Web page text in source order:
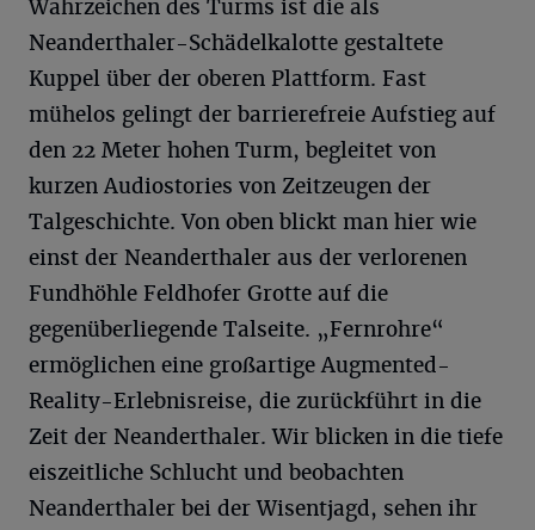
Wahrzeichen des Turms ist die als
Neanderthaler-Schädelkalotte gestaltete
Kuppel über der oberen Plattform. Fast
mühelos gelingt der barrierefreie Aufstieg auf
den 22 Meter hohen Turm, begleitet von
kurzen Audiostories von Zeitzeugen der
Talgeschichte. Von oben blickt man hier wie
einst der Neanderthaler aus der verlorenen
Fundhöhle Feldhofer Grotte auf die
gegenüberliegende Talseite. „Fernrohre“
ermöglichen eine großartige Augmented-
Reality-Erlebnisreise, die zurückführt in die
Zeit der Neanderthaler. Wir blicken in die tiefe
eiszeitliche Schlucht und beobachten
Neanderthaler bei der Wisentjagd, sehen ihr